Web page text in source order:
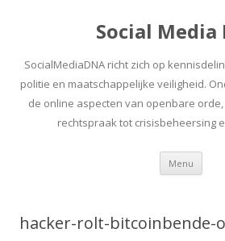
Social Media
SocialMediaDNA richt zich op
politie en maatschappelijke veiligheid.
de online aspecten van openbare
rechtspraak tot crisisbeheersing
Menu
hacker-rolt-bitcoinbende-